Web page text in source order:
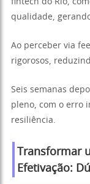
fintech do Rio,
qualidade,
Ao perceber via
rigorosos,
Seis semanas
pleno, com o erro
resiliência.
Transformar
Efetivação: